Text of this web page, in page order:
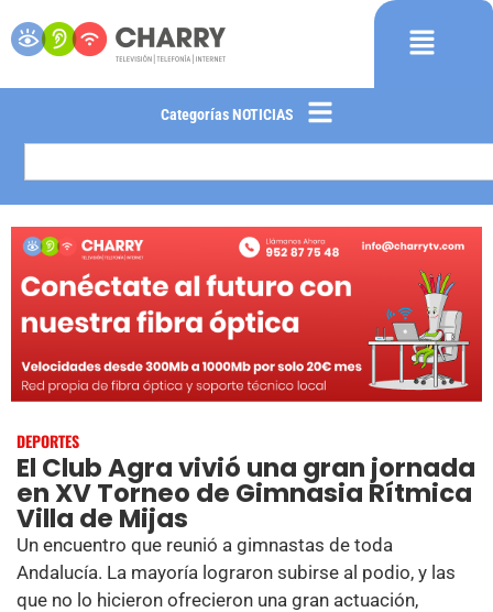
Categorías NOTICIAS
DEPORTES
El Club Agra vivió una gran jornada
en XV Torneo de Gimnasia Rítmica
Villa de Mijas
Un encuentro que reunió a gimnastas de toda
Andalucía. La mayoría lograron subirse al podio, y las
que no lo hicieron ofrecieron una gran actuación,